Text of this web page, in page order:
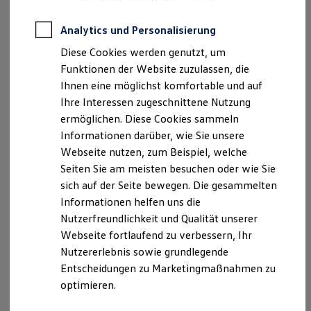
ProfiPartner für Gebrauchtwagen
Finanzierung
Für Privatkunden
Für Gewerbekunden
Leasing
Für Privatkunden
Für Gewerbekunden
Versicherungen & Garantien
Garantien
Kfz-Versicherung für Nutzfahrzeuge
Restschuldversicherung
Wartungsverträge
Besitzer & Service
Reparatur & Service
Sommer-Special
Reparatur, Pflege & Inspektion
Servicetermin anfragen
Service-Vorteile bei Volkswagen Nutzfahrzeuge
ServicePlus
Economy Service
Räder & Reifen Service
Analytics und Personalisierung
Diese Cookies werden genutzt, um
Funktionen der Website zuzulassen, die
Ihnen eine möglichst komfortable und auf
Ihre Interessen zugeschnittene Nutzung
ermöglichen. Diese Cookies sammeln
Informationen darüber, wie Sie unsere
Webseite nutzen, zum Beispiel, welche
Seiten Sie am meisten besuchen oder wie Sie
sich auf der Seite bewegen. Die gesammelten
Informationen helfen uns die
Nutzerfreundlichkeit und Qualität unserer
Webseite fortlaufend zu verbessern, Ihr
Nutzererlebnis sowie grundlegende
Entscheidungen zu Marketingmaßnahmen zu
optimieren.